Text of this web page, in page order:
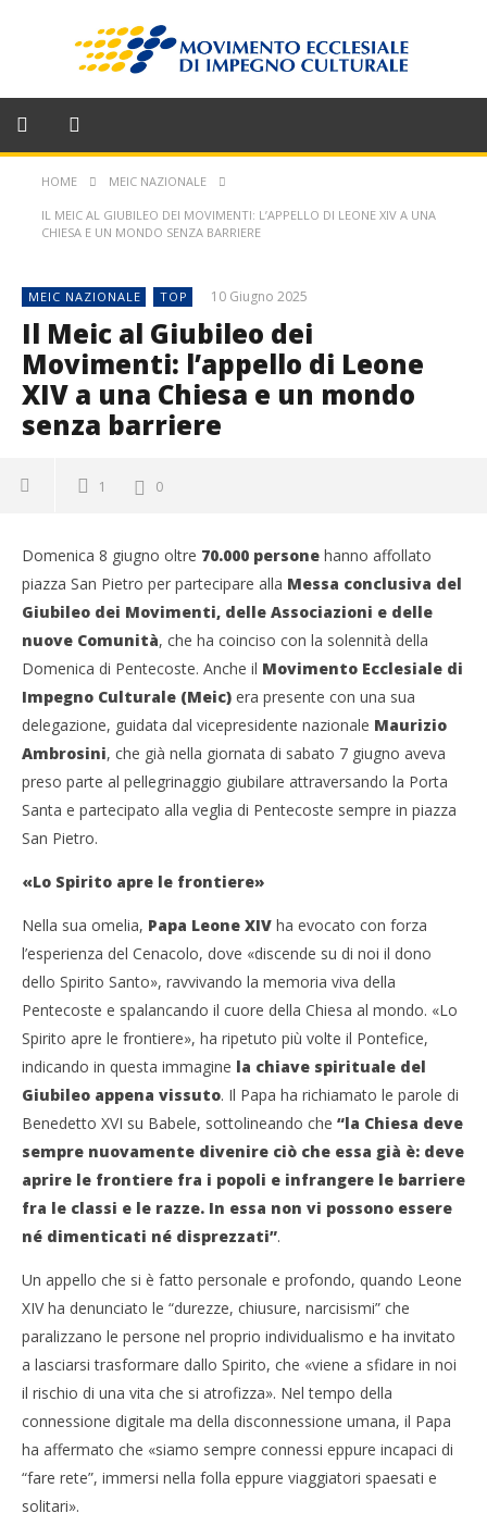
HOME MEIC NAZIONALE
IL MEIC AL GIUBILEO DEI MOVIMENTI: L’APPELLO DI LEONE XIV A UNA
CHIESA E UN MONDO SENZA BARRIERE
MEIC NAZIONALE TOP 10 Giugno 2025
Il Meic al Giubileo dei
Movimenti: l’appello di Leone
XIV a una Chiesa e un mondo
senza barriere
1 0
Domenica 8 giugno oltre 70.000 persone hanno affollato
piazza San Pietro per partecipare alla Messa conclusiva del
Giubileo dei Movimenti, delle Associazioni e delle
nuove Comunità, che ha coinciso con la solennità della
Domenica di Pentecoste. Anche il Movimento Ecclesiale di
Impegno Culturale (Meic) era presente con una sua
delegazione, guidata dal vicepresidente nazionale Maurizio
Ambrosini, che già nella giornata di sabato 7 giugno aveva
preso parte al pellegrinaggio giubilare attraversando la Porta
Santa e partecipato alla veglia di Pentecoste sempre in piazza
San Pietro.
«Lo Spirito apre le frontiere»
Nella sua omelia, Papa Leone XIV ha evocato con forza
l’esperienza del Cenacolo, dove «discende su di noi il dono
dello Spirito Santo», ravvivando la memoria viva della
Pentecoste e spalancando il cuore della Chiesa al mondo. «Lo
Spirito apre le frontiere», ha ripetuto più volte il Pontefice,
indicando in questa immagine la chiave spirituale del
Giubileo appena vissuto. Il Papa ha richiamato le parole di
Benedetto XVI su Babele, sottolineando che “la Chiesa deve
sempre nuovamente divenire ciò che essa già è: deve
aprire le frontiere fra i popoli e infrangere le barriere
fra le classi e le razze. In essa non vi possono essere
né dimenticati né disprezzati”.
Un appello che si è fatto personale e profondo, quando Leone
XIV ha denunciato le “durezze, chiusure, narcisismi” che
paralizzano le persone nel proprio individualismo e ha invitato
a lasciarsi trasformare dallo Spirito, che «viene a sfidare in noi
il rischio di una vita che si atrofizza». Nel tempo della
connessione digitale ma della disconnessione umana, il Papa
ha affermato che «siamo sempre connessi eppure incapaci di
“fare rete”, immersi nella folla eppure viaggiatori spaesati e
solitari».